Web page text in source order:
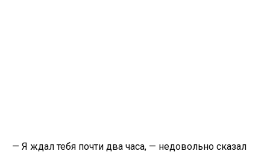
— Я ждал тебя почти два часа, — недовольно сказал